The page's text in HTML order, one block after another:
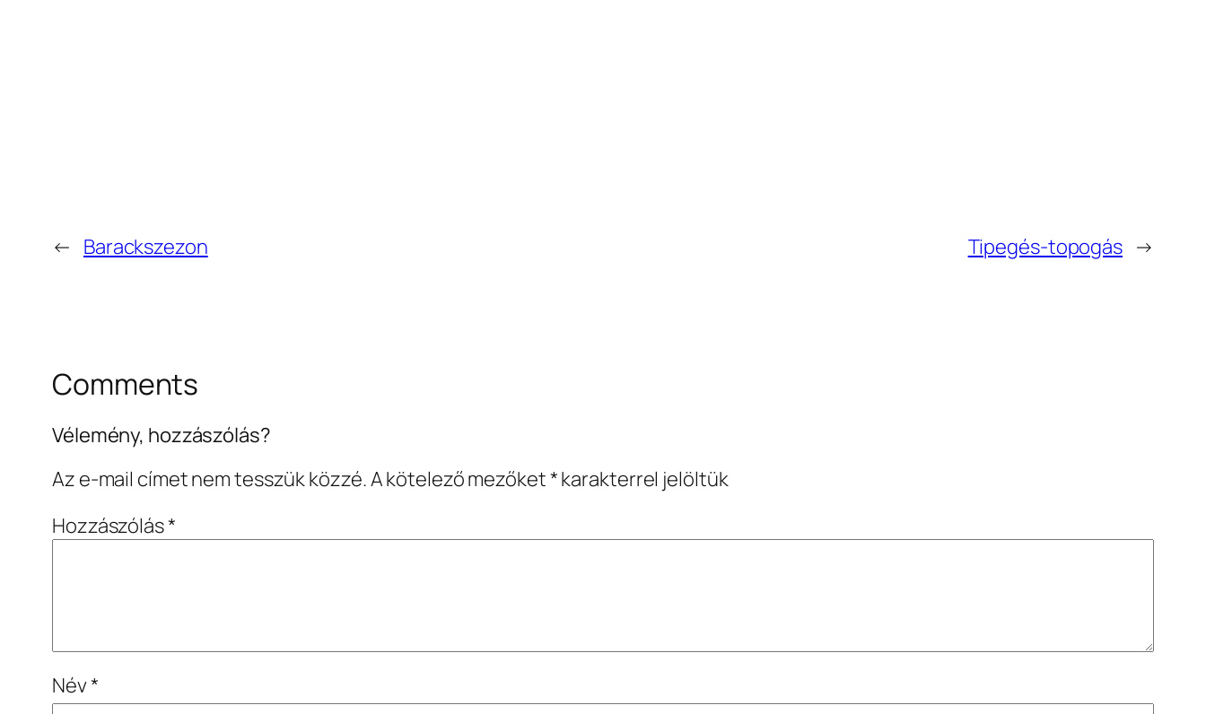
← Barackszezon Tipegés-topogás →
Comments
Vélemény, hozzászólás?
Az e-mail címet nem tesszük közzé.A kötelező mezőket*karakterrel jelöltük
Hozzászólás*
Név*